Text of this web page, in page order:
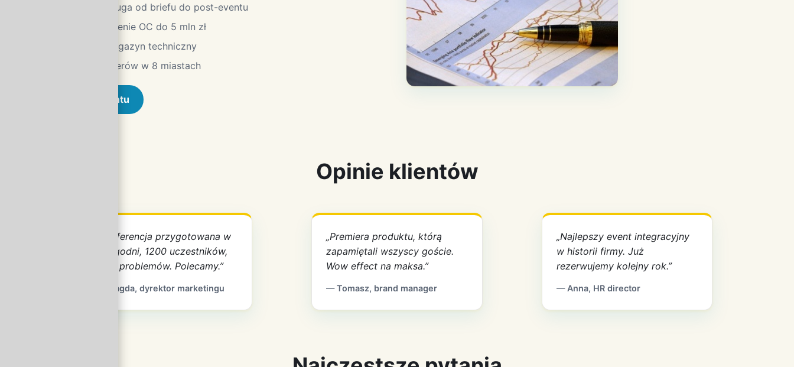
Pełna obsługa od briefu do post-eventu
Ubezpieczenie OC do 5 mln zł
Własny magazyn techniczny
Sieć partnerów w 8 miastach
Brief eventu
Opinie klientów
„Konferencja przygotowana w
6 tygodni, 1200 uczestników,
zero problemów. Polecamy.”
— Magda, dyrektor marketingu
„Premiera produktu, którą
zapamiętali wszyscy goście.
Wow effect na maksa.”
— Tomasz, brand manager
„Najlepszy event integracyjny
w historii firmy. Już
rezerwujemy kolejny rok.”
— Anna, HR director